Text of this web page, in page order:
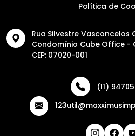
Política de
Rua Silvestre Vasconcelos
Condomínio Cube Office -
CEP: 07020-001
(11)